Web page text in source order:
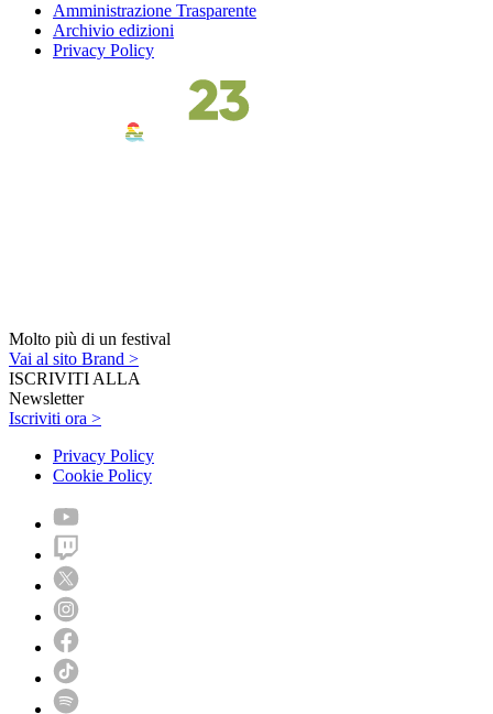
Amministrazione Trasparente
Archivio edizioni
Privacy Policy
Molto più di un festival
Vai al sito Brand >
ISCRIVITI ALLA
Newsletter
Iscriviti ora >
Privacy Policy
Cookie Policy